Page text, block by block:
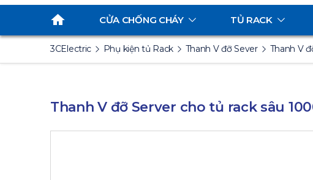
CỬA CHỐNG CHÁY TỦ RACK
3CElectric Phụ kiện tủ Rack Thanh V đỡ Sever Thanh V
Thanh V đỡ Server cho tủ rack sâu